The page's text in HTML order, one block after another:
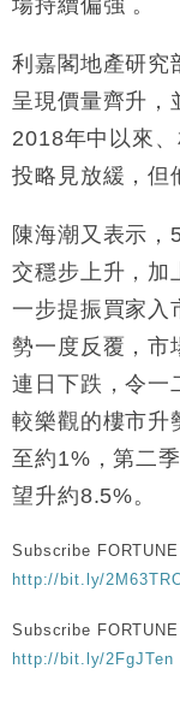
17:40
財經｜本
16:33
財經｜滙
50%
15:11
財經｜
元以下
本地｜HK
場持續偏強 。
利嘉閣地產研究
呈現價量齊升，
2018年中以來
投略見放緩，但
陳海潮又表示
交穩步上升，加
一步提振買家入
勢一度反覆，市
連日下跌，令一
較樂觀的樓市升
至約1%，第二
望升約8.5%。
Subscribe
http://bit.ly/
Subscribe
http://bit.ly/2FgJTen